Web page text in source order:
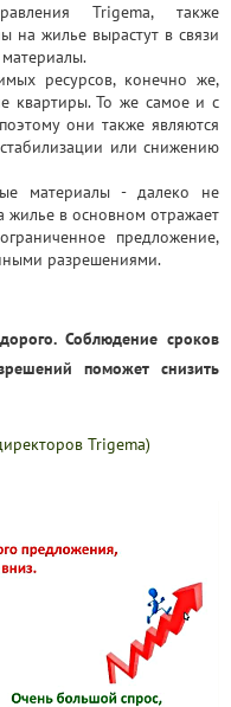
Trigema, также
на жилье вырастут в связи
ресурсов, конечно же,
квартиры. То же самое и с
они также являются
или снижению
материалы - далеко не
жилье в основном отражает
предложение,
разрешениями.
Соблюдение сроков
поможет снизить
Trigema)